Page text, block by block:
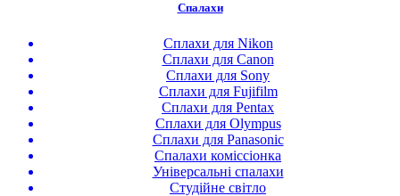
Спалахи
Сплахи для Nikon
Сплахи для Canon
Сплахи для Sony
Сплахи для Fujifilm
Сплахи для Pentax
Сплахи для Olympus
Сплахи для Panasonic
Спалахи коміссіонка
Універсальні спалахи
Студійне світло